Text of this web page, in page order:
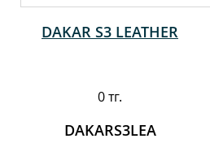
DAKAR S3 LEATHER
0 тг.
DAKARS3LEA